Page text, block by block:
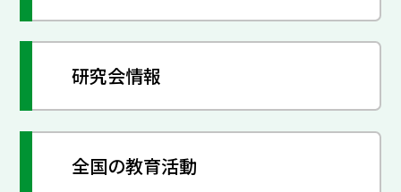
研究会情報
全国の教育活動